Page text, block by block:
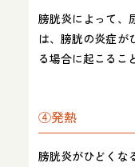
膀胱炎によって、
は、膀胱の炎症が
る場合に起こるこ
④発熱
膀胱炎がひどくな